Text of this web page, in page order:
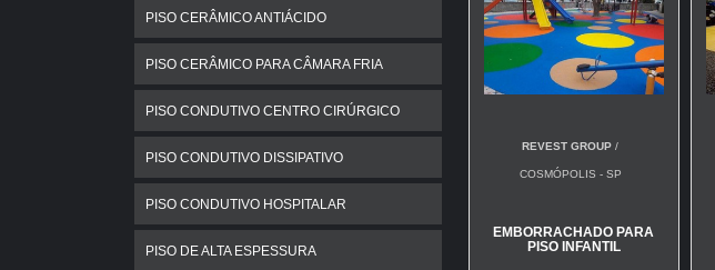
PISO CERÂMICO ANTIÁCIDO
PISO CERÂMICO PARA CÂMARA FRIA
PISO CONDUTIVO CENTRO CIRÚRGICO
PISO CONDUTIVO DISSIPATIVO
PISO CONDUTIVO HOSPITALAR
PISO DE ALTA ESPESSURA
REVEST GROUP /
COSMÓPOLIS - SP
EMBORRACHADO PARA
PISO INFANTIL